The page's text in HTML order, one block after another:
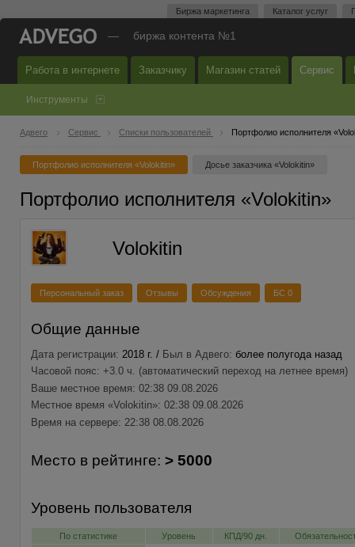
Биржа маркетинга Каталог услуг
— биржа контента №1
Работа в интернете Заказчику Магазин статей Сервис
Инструменты
Адвего Сервис Списки пользователей Портфолио исполнителя
Портфолио исполнителя «Volokitin» Досье заказчика «Volokitin»
Портфолио исполнителя «Volokitin»
Volokitin
Персональный заказ Отзывы Обсуждения БС 0
Общие данные
Дата регистрации: 2018 г. / Был в Адвего: более полугода назад
Часовой пояс: +3.0 ч. (автоматический переход на летнее время)
Ваше местное время: 02:38 09.08.2026
Местное время «Volokitin»: 02:38 09.08.2026
Время на сервере: 22:38 08.08.2026
Место в рейтинге: > 5000
Уровень пользователя
По статистике Уровень КПД/90 дн.